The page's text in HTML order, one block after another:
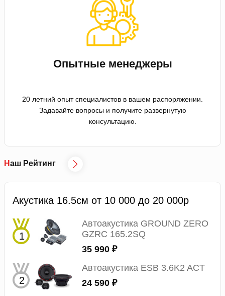
Опытные менеджеры
20 летний опыт специалистов в вашем распоряжении.
Задавайте вопросы и получите развернутую
консультацию.
Наш Рейтинг
Акустика 16.5см от 10 000 до 20 000р
Автоакустика GROUND ZERO
GZRC 165.2SQ
35 990 ₽
Автоакустика ESB 3.6K2 ACT
24 590 ₽